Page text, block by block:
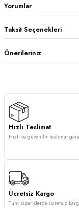
Yorumlar
Taksit Seçenekleri
Önerileriniz
Hızlı Teslimat
Hızlı ve güvenilir teslimat
Ücretsiz Kargo
Tüm siparişlerde ücretsiz